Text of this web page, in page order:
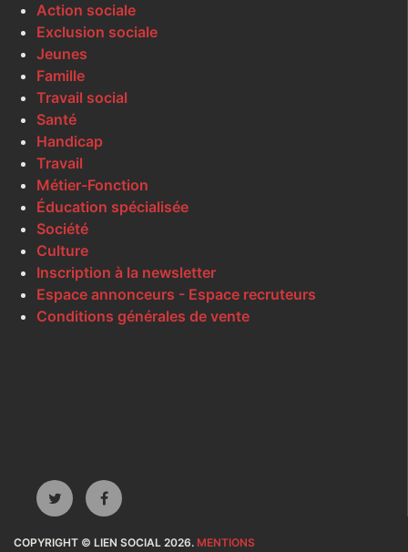
Action sociale
Exclusion sociale
Jeunes
Famille
Travail social
Santé
Handicap
Travail
Métier-Fonction
Éducation spécialisée
Société
Culture
Inscription à la newsletter
Espace annonceurs - Espace recruteurs
Conditions générales de vente
COPYRIGHT © LIEN SOCIAL 2026. MENTIONS